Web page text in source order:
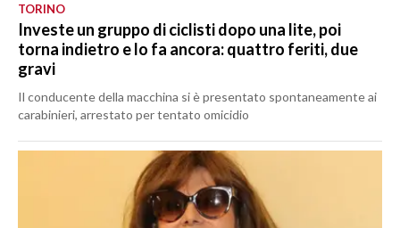
TORINO
Investe un gruppo di ciclisti dopo una lite, poi
torna indietro e lo fa ancora: quattro feriti, due
gravi
Il conducente della macchina si è presentato spontaneamente ai
carabinieri, arrestato per tentato omicidio